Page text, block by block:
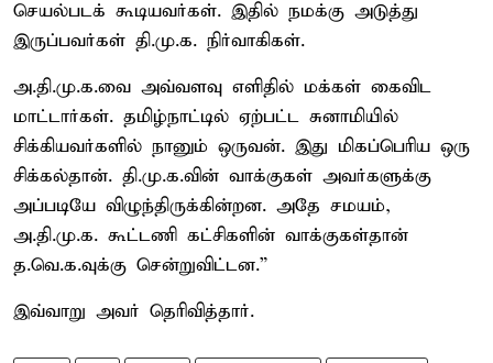
செயல்படக் கூடியவர்கள். இதில் நமக்கு அடுத்து
இருப்பவர்கள் தி.மு.க. நிர்வாகிகள்.
அ.தி.மு.க.வை அவ்வளவு எளிதில் மக்கள் கைவிட
மாட்டார்கள். தமிழ்நாட்டில் ஏற்பட்ட சுனாமியில்
சிக்கியவர்களில் நானும் ஒருவன். இது மிகப்பெரிய ஒரு
சிக்கல்தான். தி.மு.க.வின் வாக்குகள் அவர்களுக்கு
அப்படியே விழுந்திருக்கின்றன. அதே சமயம்,
அ.தி.மு.க. கூட்டணி கட்சிகளின் வாக்குகள்தான்
த.வெ.க.வுக்கு சென்றுவிட்டன.”
இவ்வாறு அவர் தெரிவித்தார்.